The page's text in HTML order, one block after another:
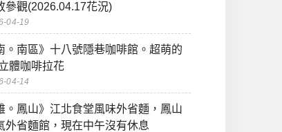
參觀(2026.04.17花況)
04-19
。南區》十八號隱巷咖啡館。超萌的
體咖啡拉花
04-14
。鳳山》江北食堂風味外省麵，鳳山
外省麵館，現在中午沒有休息